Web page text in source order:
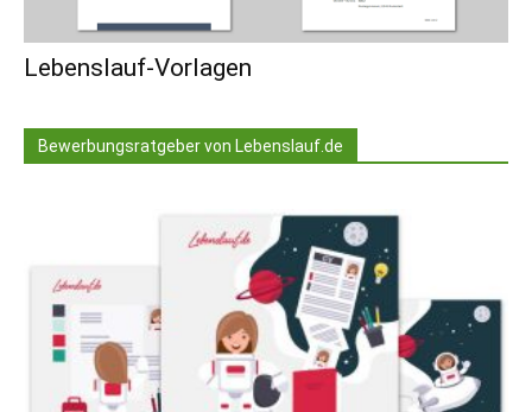
Lebenslauf-Vorlagen
Bewerbungsratgeber von Lebenslauf.de